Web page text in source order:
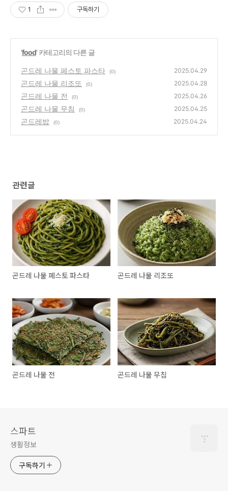
1 구독하기
'food' 카테고리의 다른 글
곤드레 나물 페스토 파스타 (0) 2025.04.29
곤드레 나물 리조또 (0) 2025.04.28
곤드레 나물 전 (0) 2025.04.26
곤드레 나물 무침 (0) 2025.04.25
곤드레밥 (0) 2025.04.24
관련글
곤드레 나물 페스토 파스타 곤드레 나물 리조또
곤드레 나물 전 곤드레 나물 무침
스파트
생활정보
구독하기